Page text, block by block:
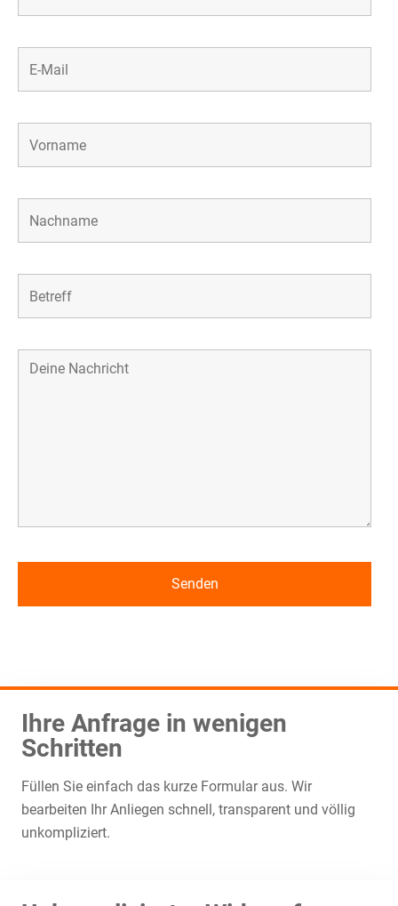
Ihre Anfrage in wenigen
Schritten
Füllen Sie einfach das kurze Formular aus. Wir
bearbeiten Ihr Anliegen schnell, transparent und völlig
unkompliziert.